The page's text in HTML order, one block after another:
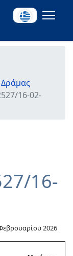
Δράμας
16-02-
16-
2026